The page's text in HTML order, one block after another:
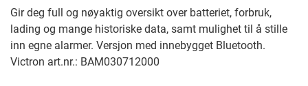
bilder
galleriet
Gir deg full og nøyaktig oversikt over batteriet, forbruk,
lading og mange historiske data, samt mulighet til å stille
inn egne alarmer. Versjon med innebygget Bluetooth.
Victron art.nr.: BAM030712000